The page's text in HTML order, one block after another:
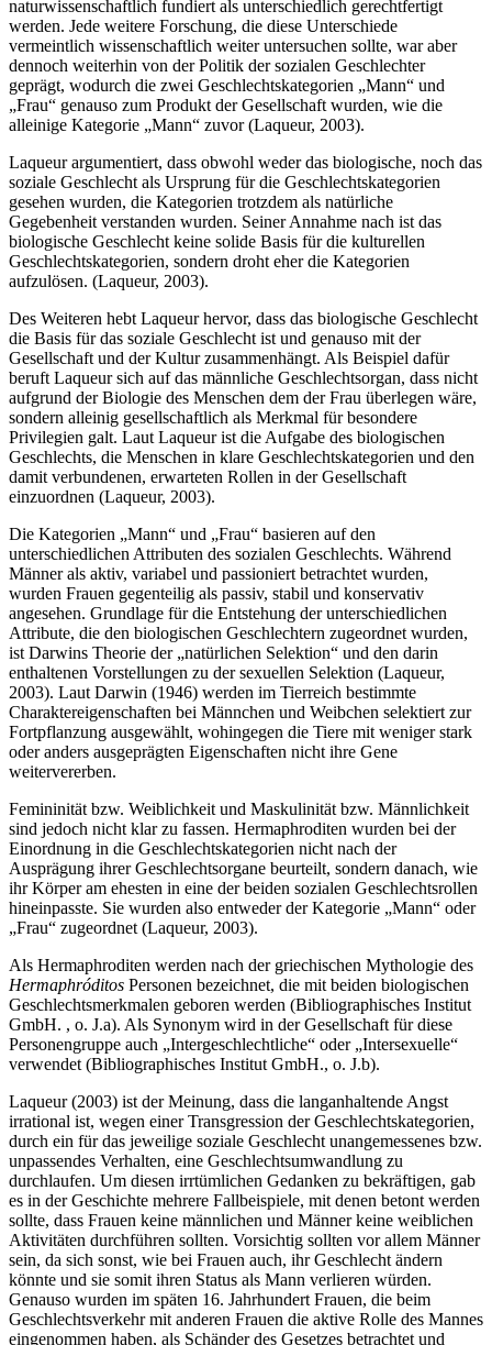
naturwissenschaftlich fundiert als unterschiedlich gerechtfertigt
werden. Jede weitere Forschung, die diese Unterschiede
vermeintlich wissenschaftlich weiter untersuchen sollte, war aber
dennoch weiterhin von der Politik der sozialen Geschlechter
geprägt, wodurch die zwei Geschlechtskategorien „Mann“ und
„Frau“ genauso zum Produkt der Gesellschaft wurden, wie die
alleinige Kategorie „Mann“ zuvor (Laqueur, 2003).
Laqueur argumentiert, dass obwohl weder das biologische, noch das
soziale Geschlecht als Ursprung für die Geschlechtskategorien
gesehen wurden, die Kategorien trotzdem als natürliche
Gegebenheit verstanden wurden. Seiner Annahme nach ist das
biologische Geschlecht keine solide Basis für die kulturellen
Geschlechtskategorien, sondern droht eher die Kategorien
aufzulösen. (Laqueur, 2003).
Des Weiteren hebt Laqueur hervor, dass das biologische Geschlecht
die Basis für das soziale Geschlecht ist und genauso mit der
Gesellschaft und der Kultur zusammenhängt. Als Beispiel dafür
beruft Laqueur sich auf das männliche Geschlechtsorgan, dass nicht
aufgrund der Biologie des Menschen dem der Frau überlegen wäre,
sondern alleinig gesellschaftlich als Merkmal für besondere
Privilegien galt. Laut Laqueur ist die Aufgabe des biologischen
Geschlechts, die Menschen in klare Geschlechtskategorien und den
damit verbundenen, erwarteten Rollen in der Gesellschaft
einzuordnen (Laqueur, 2003).
Die Kategorien „Mann“ und „Frau“ basieren auf den
unterschiedlichen Attributen des sozialen Geschlechts. Während
Männer als aktiv, variabel und passioniert betrachtet wurden,
wurden Frauen gegenteilig als passiv, stabil und konservativ
angesehen. Grundlage für die Entstehung der unterschiedlichen
Attribute, die den biologischen Geschlechtern zugeordnet wurden,
ist Darwins Theorie der „natürlichen Selektion“ und den darin
enthaltenen Vorstellungen zu der sexuellen Selektion (Laqueur,
2003). Laut Darwin (1946) werden im Tierreich bestimmte
Charaktereigenschaften bei Männchen und Weibchen selektiert zur
Fortpflanzung ausgewählt, wohingegen die Tiere mit weniger stark
oder anders ausgeprägten Eigenschaften nicht ihre Gene
weitervererben.
Femininität bzw. Weiblichkeit und Maskulinität bzw. Männlichkeit
sind jedoch nicht klar zu fassen. Hermaphroditen wurden bei der
Einordnung in die Geschlechtskategorien nicht nach der
Ausprägung ihrer Geschlechtsorgane beurteilt, sondern danach, wie
ihr Körper am ehesten in eine der beiden sozialen Geschlechtsrollen
hineinpasste. Sie wurden also entweder der Kategorie „Mann“ oder
„Frau“ zugeordnet (Laqueur, 2003).
Als Hermaphroditen werden nach der griechischen Mythologie des
Hermaphróditos Personen bezeichnet, die mit beiden biologischen
Geschlechtsmerkmalen geboren werden (Bibliographisches Institut
GmbH. , o. J.a). Als Synonym wird in der Gesellschaft für diese
Personengruppe auch „Intergeschlechtliche“ oder „Intersexuelle“
verwendet (Bibliographisches Institut GmbH., o. J.b).
Laqueur (2003) ist der Meinung, dass die langanhaltende Angst
irrational ist, wegen einer Transgression der Geschlechtskategorien,
durch ein für das jeweilige soziale Geschlecht unangemessenes bzw.
unpassendes Verhalten, eine Geschlechtsumwandlung zu
durchlaufen. Um diesen irrtümlichen Gedanken zu bekräftigen, gab
es in der Geschichte mehrere Fallbeispiele, mit denen betont werden
sollte, dass Frauen keine männlichen und Männer keine weiblichen
Aktivitäten durchführen sollten. Vorsichtig sollten vor allem Männer
sein, da sich sonst, wie bei Frauen auch, ihr Geschlecht ändern
könnte und sie somit ihren Status als Mann verlieren würden.
Genauso wurden im späten 16. Jahrhundert Frauen, die beim
Geschlechtsverkehr mit anderen Frauen die aktive Rolle des Mannes
eingenommen haben, als Schänder des Gesetzes betrachtet und